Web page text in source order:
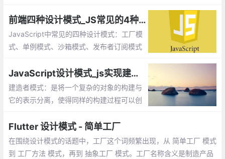
前端四种设计模式_JS常见的4种模式
JavaScript中常见的四种设计模式：工厂模
式、单例模式、沙箱模式、发布者订阅模式
JavaScript设计模式_js实现建造者模式
建造者模式：是将一个复杂的对象的构建与
它的表示分离，使得同样的构建过程可以创
个类的模式，而建造者模式则是将各种产品
集中起来进行管理，用来创建复合对象
Flutter 设计模式 - 简单工厂
在围绕设计模式的话题中，工厂这个词频繁出现，从 简单工厂 模式
到 工厂方法 模式，再到 抽象工厂 模式。工厂名称含义是制造产品